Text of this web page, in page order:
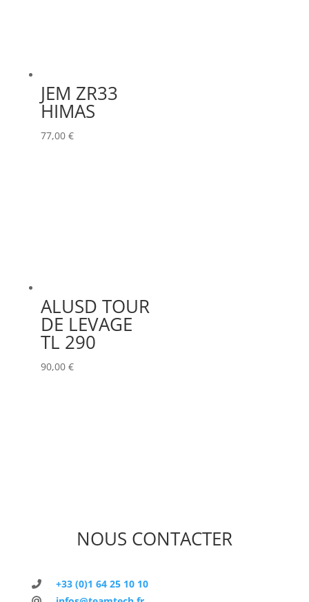
JEM ZR33
HIMAS
77,00 €
ALUSD TOUR
DE LEVAGE
TL 290
90,00 €
NOUS CONTACTER
+33 (0)1 64 25 10 10